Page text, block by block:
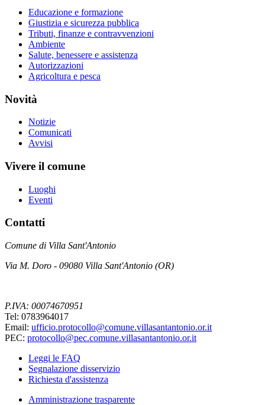
Educazione e formazione
Giustizia e sicurezza pubblica
Tributi, finanze e contravvenzioni
Ambiente
Salute, benessere e assistenza
Autorizzazioni
Agricoltura e pesca
Novità
Notizie
Comunicati
Avvisi
Vivere il comune
Luoghi
Eventi
Contatti
Comune di Villa Sant'Antonio
Via M. Doro - 09080 Villa Sant'Antonio (OR)
P.IVA: 00074670951
Tel: 0783964017
Email: ufficio.protocollo@comune.villasantantonio.or.it
PEC: protocollo@pec.comune.villasantantonio.or.it
Leggi le FAQ
Segnalazione disservizio
Richiesta d'assistenza
Amministrazione trasparente